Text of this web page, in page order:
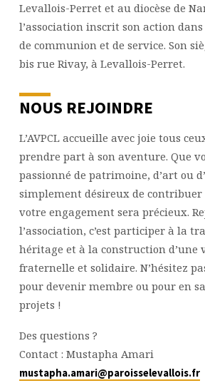
Levallois-Perret et au diocèse de
l’association inscrit son action
de communion et de service. Son
bis rue Rivay, à Levallois-Perret.
NOUS REJOINDRE
L’AVPCL accueille avec joie tous
prendre part à son aventure. Que
passionné de patrimoine, d’art ou
simplement désireux de
votre engagement sera précieux.
l’association, c’est participer à la
héritage et à la construction d’une
fraternelle et solidaire. N’hésitez
pour devenir membre ou pour en
projets !
Des questions ?
Contact : Mustapha Amari
mustapha.amari@paroisselevallois.fr